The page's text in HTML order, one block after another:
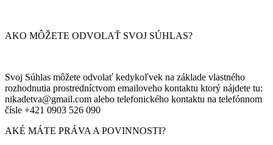
AKO MÔŽETE ODVOLAŤ SVOJ SÚHLAS?
Svoj Súhlas môžete odvolať kedykoľvek na základe vlastného
rozhodnutia prostredníctvom emailoveho kontaktu ktorý nájdete tu:
nikadetva@gmail.com alebo telefonického kontaktu na telefónnom
čísle +421 0903 526 090
AKÉ MÁTE PRÁVA A POVINNOSTI?